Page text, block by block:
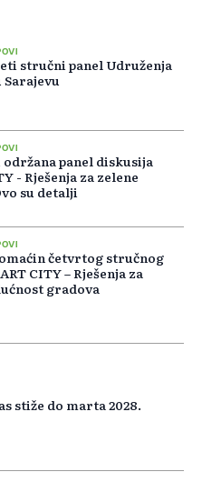
stručni panel Udruženja
Sarajevu
održana panel diskusija
- Rješenja za zelene
su detalji
četvrtog stručnog
CITY – Rješenja za
gradova
stiže do marta 2028.